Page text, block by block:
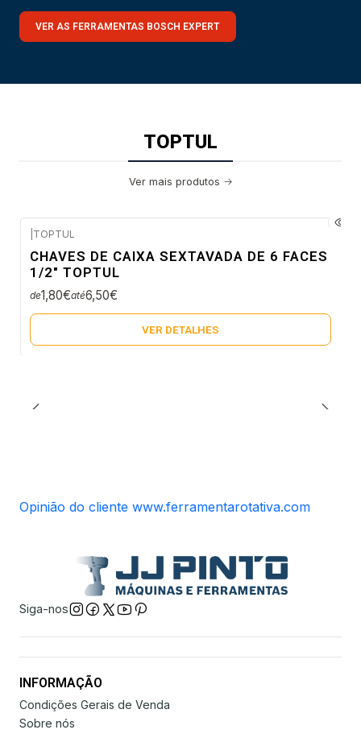
VER AS FERRAMENTAS BOSCH EXPERT
TOPTUL
Ver mais produtos
Não Disponível
TOPTUL
CHAVES DE CAIXA SEXTAVADA DE 6 FACES
1/2" TOPTUL
de1,80€até6,50€
VER DETALHES
Opinião do cliente www.ferramentarotativa.com
Siga-nos
INFORMAÇÃO
Condições Gerais de Venda
Sobre nós